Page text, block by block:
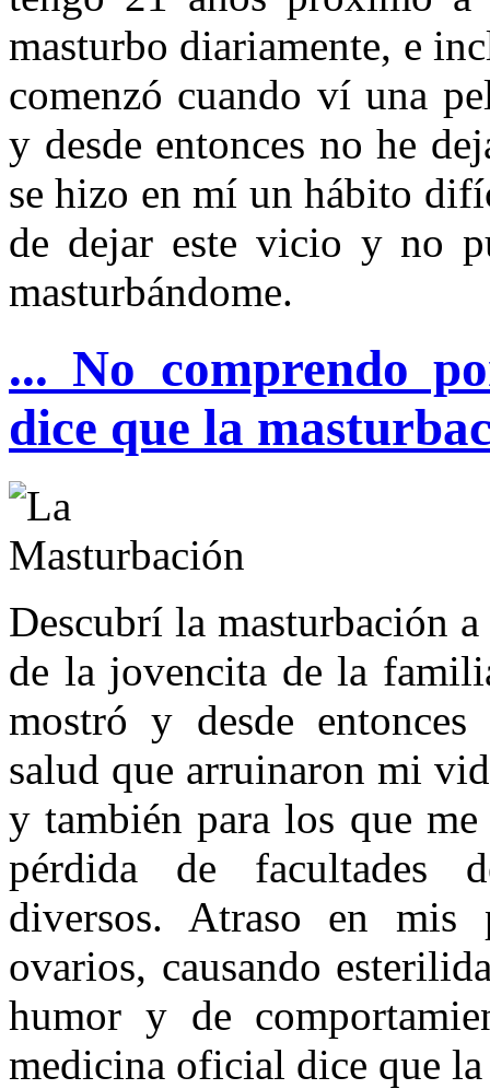
masturbo diariamente, e
comenzó cuando ví una
y desde entonces no he
se hizo en mí un hábito
de dejar este vicio y no
masturbándome.
... No comprendo
dice que la
Descubrí la masturbación
de la jovencita de la
mostró y desde
salud que arruinaron mi
y también para los que
pérdida de facultades
diversos. Atraso en mis
ovarios, causando
humor y de
medicina oficial dice que